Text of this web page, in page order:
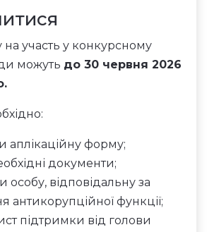
на участь у конкурсному
можуть до 30 червня 2026
аплікаційну форму;
документи;
особу, відповідальну за
антикорупційної функції;
підтримки від голови